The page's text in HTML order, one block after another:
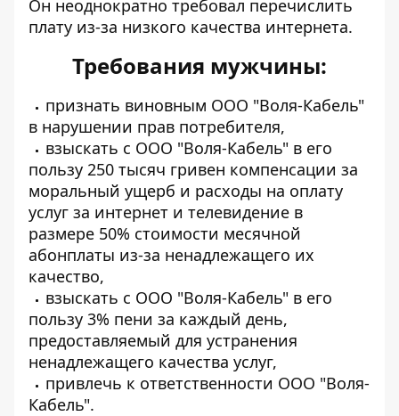
Он неоднократно требовал перечислить
плату из-за низкого качества интернета.
Требования мужчины:
признать виновным ООО "Воля-Кабель"
в нарушении прав потребителя,
взыскать с ООО "Воля-Кабель" в его
пользу 250 тысяч гривен компенсации за
моральный ущерб и расходы на оплату
услуг за интернет и телевидение в
размере 50% стоимости месячной
абонплаты из-за ненадлежащего их
качество,
взыскать с ООО "Воля-Кабель" в его
пользу 3% пени за каждый день,
предоставляемый для устранения
ненадлежащего качества услуг,
привлечь к ответственности ООО "Воля-
Кабель".